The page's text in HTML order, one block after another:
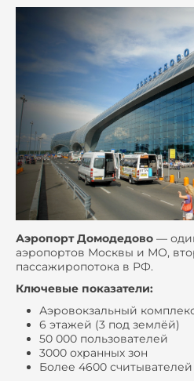
Аэропорт Домодедово —
аэропортов Москвы и МО,
пассажиропотока в РФ.
Ключевые показатели:
Аэровокзальный
6 этажей (3 под землёй)
50 000 пользователей
3000 охранных зон
Более 4600 считывателей